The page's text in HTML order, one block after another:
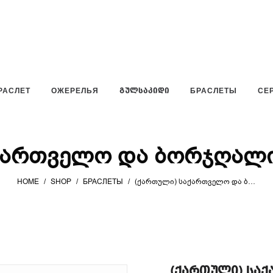
ОЖЕРЕЛЬЯ ᲒᲣᲚᲡᲐᲙᲘᲓᲘ БРАСЛЕТЫ
და
HOME / SHOP / БРАСЛЕТЫ / (ᲥᲐᲠᲗᲣᲚᲘ) ᲡᲐᲥᲐᲠᲗᲕᲔᲚᲝ ᲓᲐ ᲑᲝᲠᲯᲦᲐᲚᲘ 7ᲛᲛ — ᲬᲧᲕᲘᲚᲘ